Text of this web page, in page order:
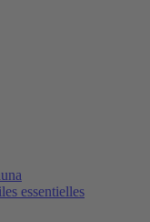
essentielles